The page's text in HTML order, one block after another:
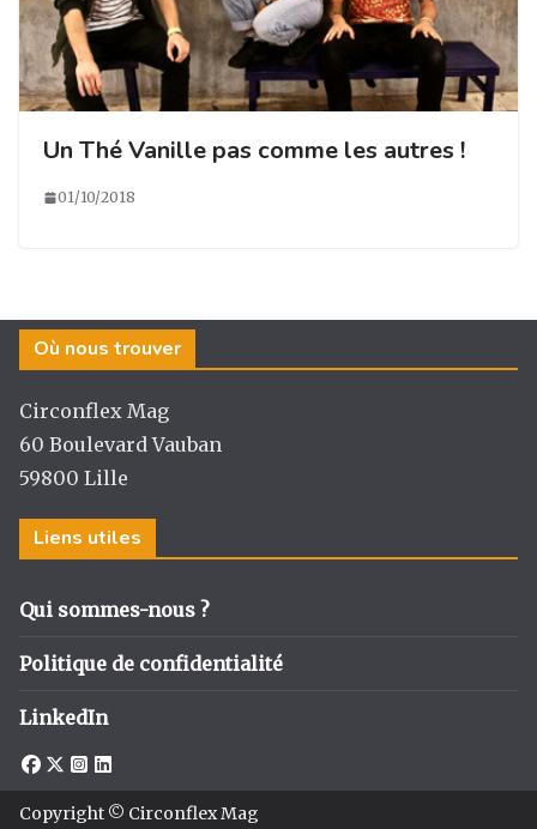
Un Thé Vanille pas comme les autres !
01/10/2018
Où nous trouver
Circonflex Mag
60 Boulevard Vauban
59800 Lille
Liens utiles
Qui sommes-nous ?
Politique de confidentialité
LinkedIn
Copyright © Circonflex Mag